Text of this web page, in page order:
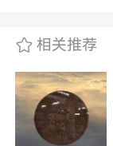
相关推荐